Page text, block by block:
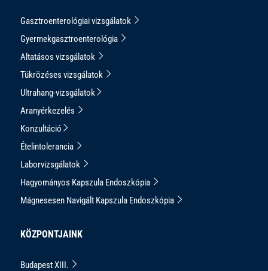
Gasztroenterológiai vizsgálatok
Gyermekgasztroenterológia
Altatásos vizsgálatok
Tükrözéses vizsgálatok
Ultrahang-vizsgálatok
Aranyérkezelés
Konzultáció
Ételintolerancia
Laborvizsgálatok
Hagyományos Kapszula Endoszkópia
Mágnesesen Navigált Kapszula Endoszkópia
KÖZPONTJAINK
Budapest XIII.